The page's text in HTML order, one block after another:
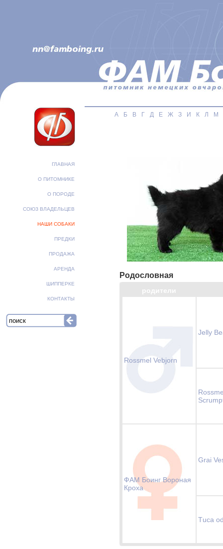
ГЛАВНАЯ
О ПИТОМНИКЕ
О ПОРОДЕ
СОЮЗ ВЛАДЕЛЬЦЕВ
НАШИ СОБАКИ
ПРЕДКИ
ПРОДАЖА
АРЕНДА
ШИППЕРКЕ
КОНТАКТЫ
А Б В Г Д Е Ж З И К Л М
Родословная
родители
Rossmel Vebjorn
Jelly
ФАМ Боинг Вороная
Кроха
Grai
Тuca